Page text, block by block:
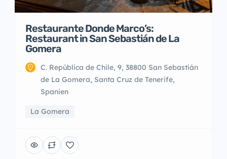
Restaurante Donde Marco’s:
Restaurant in San Sebastián de La
Gomera
C. República de Chile, 9, 38800 San Sebastián
de La Gomera, Santa Cruz de Tenerife,
Spanien
La Gomera